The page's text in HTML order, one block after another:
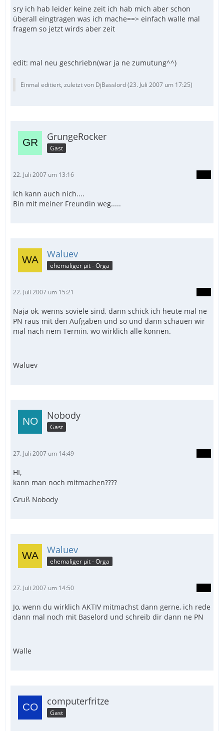
sry ich hab leider keine zeit ich hab mich aber schon
überall eingtragen was ich mache==> einfach walle mal
fragem so jetzt wirds aber zeit
edit: mal neu geschriebn(war ja ne zumutung^^)
Einmal editiert, zuletzt von DjBasslord (23. Juli 2007 um 17:25)
GrungeRocker
Gast
22. Juli 2007 um 13:16
Ich kann auch nich....
Bin mit meiner Freundin weg.....
Waluev
ehemaliger µit - Orga
22. Juli 2007 um 15:21
Naja ok, wenns soviele sind, dann schick ich heute mal ne
PN raus mit den Aufgaben und so und dann schauen wir
mal nach nem Termin, wo wirklich alle können.
Waluev
Nobody
Gast
27. Juli 2007 um 14:49
HI,
kann man noch mitmachen????
Gruß Nobody
Waluev
ehemaliger µit - Orga
27. Juli 2007 um 14:50
Jo, wenn du wirklich AKTIV mitmachst dann gerne, ich rede
dann mal noch mit Baselord und schreib dir dann ne PN
Walle
computerfritze
Gast